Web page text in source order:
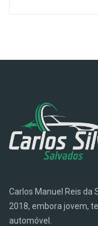
Carlos Manuel Reis da
2018, embora jovem,
automóvel.